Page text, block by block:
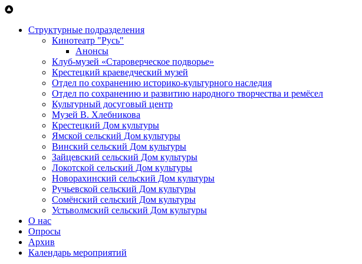
Перейти к основному содержанию
Структурные подразделения
Кинотеатр "Русь"
Анонсы
Клуб-музей «Староверческое подворье»
Крестецкий краеведческий музей
Отдел по сохранению историко-культурного наследия
Отдел по сохранению и развитию народного творчества и ремёсел
Культурный досуговый центр
Музей В. Хлебникова
Крестецкий Дом культуры
Ямской сельский Дом культуры
Винский сельский Дом культуры
Зайцевский сельский Дом культуры
Локотской сельский Дом культуры
Новорахинский сельский Дом культуры
Ручьевской сельский Дом культуры
Сомёнский сельский Дом культуры
Устьволмский сельский Дом культуры
О нас
Опросы
Архив
Календарь мероприятий